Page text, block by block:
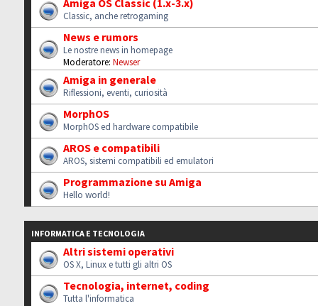
Classic, anche retrogaming
News e rumors
Le nostre news in homepage
Moderatore: Newser
Amiga in generale
Riflessioni, eventi, curiosità
MorphOS
MorphOS ed hardware compatibile
AROS e compatibili
AROS, sistemi compatibili ed emulatori
Programmazione su Amiga
Hello world!
INFORMATICA E TECNOLOGIA
Altri sistemi operativi
OS X, Linux e tutti gli altri OS
Tecnologia, internet, coding
Tutta l'informatica